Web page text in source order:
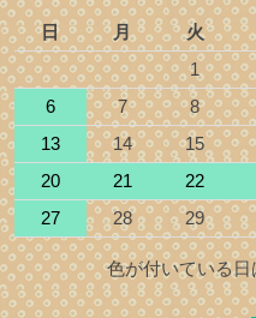
日 月 火
1
6
7 8
13
14 15
20
21 22
27
28 29
色が付いている